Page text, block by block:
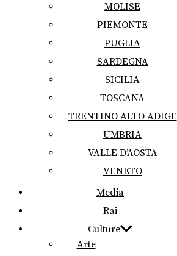
MOLISE
PIEMONTE
PUGLIA
SARDEGNA
SICILIA
TOSCANA
TRENTINO ALTO ADIGE
UMBRIA
VALLE D’AOSTA
VENETO
Media
Rai
Culture
Arte